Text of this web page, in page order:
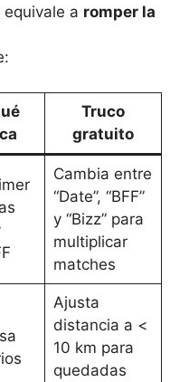
a romper la
Truco
gratuito
Cambia entre
“Date”, “BFF”
y “Bizz” para
multiplicar
matches
Ajusta
distancia a <
10 km para
quedadas